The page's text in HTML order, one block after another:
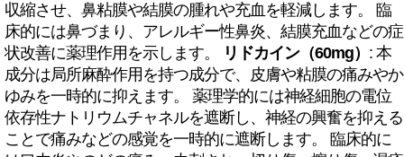
収縮させ、鼻粘膜や結膜の腫れや充血を軽減します。 臨
床的には鼻づまり、アレルギー性鼻炎、結膜充血などの症
状改善に薬理作用を示します。
リドカイン（60mg） : 本
成分は局所麻酔作用を持つ成分で、皮膚や粘膜の痛みやか
ゆみを一時的に抑えます。 薬理学的には神経細胞の電位
依存性ナトリウムチャネルを遮断し、神経の興奮を抑える
ことで痛みなどの感覚を一時的に遮断します。 臨床的に